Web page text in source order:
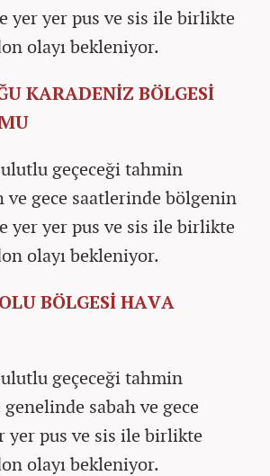
yer yer pus ve sis ile birlikte
olayı bekleniyor.
KARADENİZ BÖLGESİ
geçeceği tahmin
ve gece saatlerinde bölgenin
yer yer pus ve sis ile birlikte
olayı bekleniyor.
BÖLGESİ HAVA
geçeceği tahmin
sabah ve gece
yer pus ve sis ile birlikte
olayı bekleniyor.